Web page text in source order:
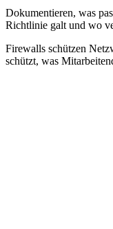
Dokumentieren, was
Richtlinie galt und wo
Firewalls schützen
schützt, was